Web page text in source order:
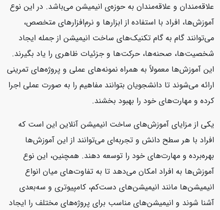
علاقه‌مندان و علاقه‌مندان به حوزه‌ی انیمیشن می‌باشد. در این نوع
آموزش‌ها، افراد با استفاده از ابزارها و نرم‌افزارهای متخصص،
می‌توانند گام به گام تکنیک‌های ساخت انیمیشن از جمله ایجاد
شخصیت‌ها، صحنه‌ها، حرکت‌ها و جزئیات ظاهری را یاد بگیرند.
این آموزش‌ها معمولاً به همراه نمونه‌های عملی و پروژه‌های تمرینی
ارائه می‌شوند تا دانشجویان بتوانند مفاهیم را به صورت عملی اجرا
کرده و مهارت‌های خود را بهبود بخشند.
یکی از مزایای آموزش‌های ساخت انیمیشن آنلاین این است که
افراد با هر سطح دانش و تجربه‌ای می‌توانند از این آموزش‌ها
بهره‌برده و مهارت‌های خود را توسعه دهند. همچنین، این نوع
آموزش‌ها به افراد امکان می‌دهد تا به تفاوت‌های میان انواع
انیمیشن‌ها مانند انیمیشن‌های دست‌کم، کامپیوتری و سه‌بعدی
آشنا شوند و انیمیشن‌های مناسب برای پروژه‌های مختلف را ایجاد